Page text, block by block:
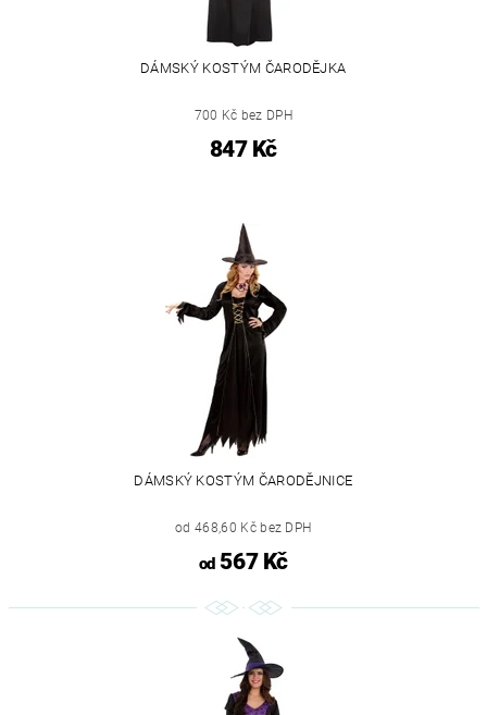
DÁMSKÝ KOSTÝM ČARODĚJKA
700 Kč bez DPH
847 Kč
DÁMSKÝ KOSTÝM ČARODĚJNICE
od 468,60 Kč bez DPH
od567 Kč